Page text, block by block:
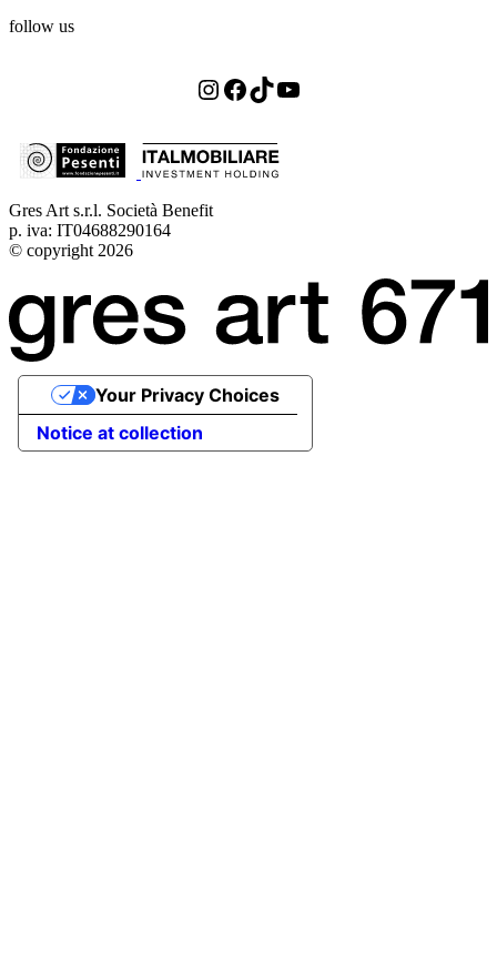
follow us
Instagram
Facebook
TikTok
YouTube
Gres Art s.r.l. Società Benefit
p. iva: IT04688290164
© copyright 2026
Notice at collection
Your Privacy Choices